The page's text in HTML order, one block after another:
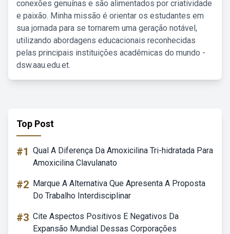
conexões genuínas e são alimentados por criatividade
e paixão. Minha missão é orientar os estudantes em
sua jornada para se tornarem uma geração notável,
utilizando abordagens educacionais reconhecidas
pelas principais instituições acadêmicas do mundo -
dsw.aau.edu.et.
Top Post
#1 Qual A Diferença Da Amoxicilina Tri-hidratada Para
Amoxicilina Clavulanato
#2 Marque A Alternativa Que Apresenta A Proposta
Do Trabalho Interdisciplinar
#3 Cite Aspectos Positivos E Negativos Da
Expansão Mundial Dessas Corporações